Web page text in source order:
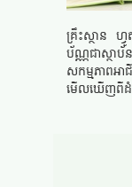
គ្រឹះស្ថាន ហ្
ប័ណ្ណ​ជា​ស្ថាប័
សកម្ម​ភាព​អ
មើល​ឃើញ​ពី​ដំណ